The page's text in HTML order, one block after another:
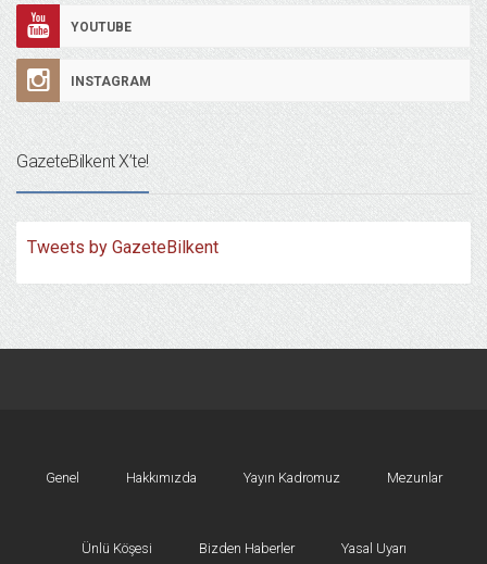
YOUTUBE
INSTAGRAM
GazeteBilkent X’te!
Tweets by GazeteBilkent
Genel Hakkımızda Yayın Kadromuz Mezunlar
Ünlü Köşesi Bizden Haberler Yasal Uyarı